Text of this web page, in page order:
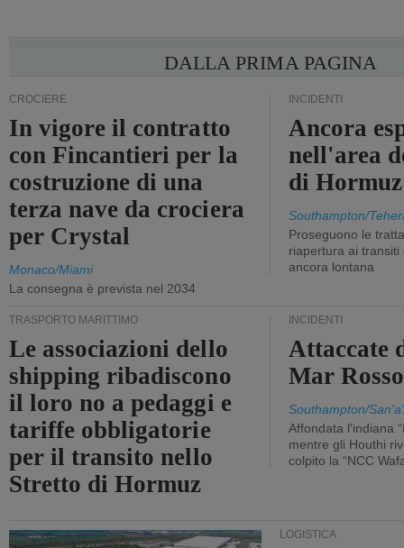
DALLA PRIMA PAGINA
CROCIERE
In vigore il contratto
con Fincantieri per la
costruzione di una
terza nave da crociera
per Crystal
Monaco/Miami
La consegna è prevista nel 2034
INCIDENTI
Ancora
nell'area
di Hormuz
Southampton/
Proseguono le
riapertura ai
ancora lontana
TRASPORTO MARITTIMO
Le associazioni dello
shipping ribadiscono
il loro no a pedaggi e
tariffe obbligatorie
per il transito nello
Stretto di Hormuz
INCIDENTI
Attaccate
Mar Rosso
Southampton/
Affondata l'indiana
mentre gli Houthi
colpito la “NCC
LOGISTICA